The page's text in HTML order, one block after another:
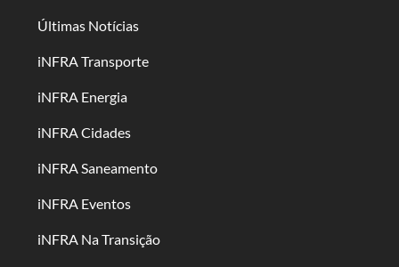
Últimas Notícias
iNFRA Transporte
iNFRA Energia
iNFRA Cidades
iNFRA Saneamento
iNFRA Eventos
iNFRA Na Transição